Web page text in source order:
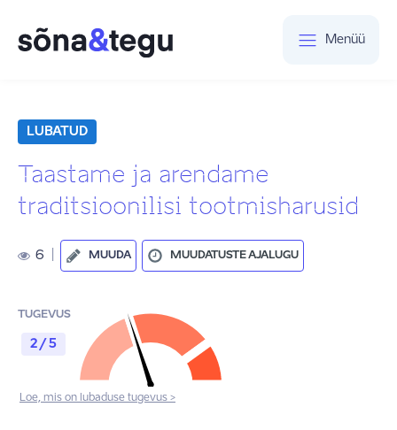
Menüü
LUBATUD
Taastame ja arendame
traditsioonilisi tootmisharusid
6 MUUDA MUUDATUSTE AJALUGU
TUGEVUS
2 / 5
Loe, mis on lubaduse tugevus >